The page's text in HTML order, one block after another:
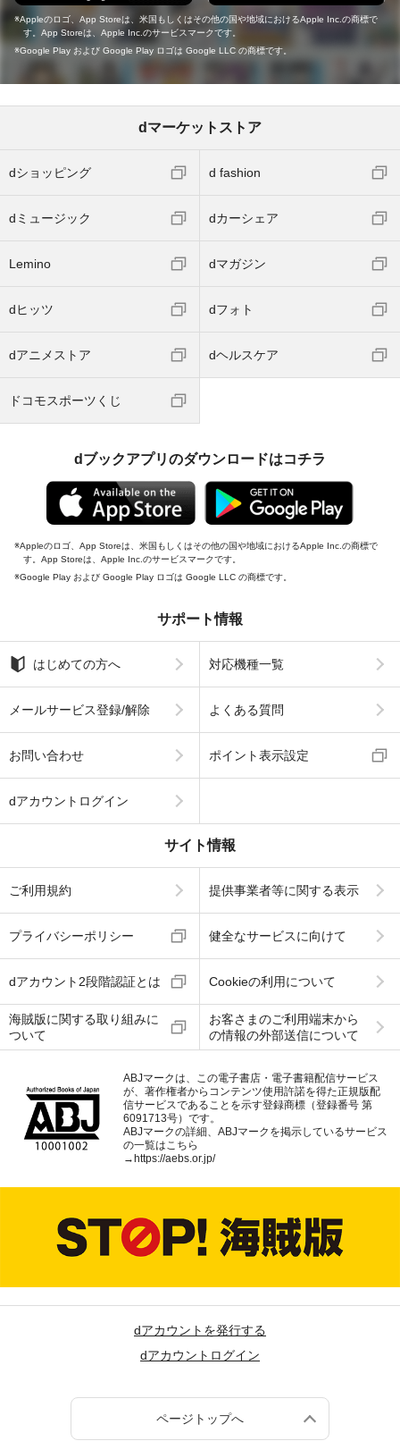
Appleのロゴ、App Storeは、米国もしくはその他の国や地域におけるApple Inc.の商標で
す。App Storeは、Apple Inc.のサービスマークです。
Google Play および Google Play ロゴは Google LLC の商標です。
dマーケットストア
dショッピング d fashion
dミュージック dカーシェア
Lemino dマガジン
dヒッツ dフォト
dアニメストア dヘルスケア
ドコモスポーツくじ
dブックアプリのダウンロードはコチラ
Appleのロゴ、App Storeは、米国もしくはその他の国や地域におけるApple Inc.の商標で
す。App Storeは、Apple Inc.のサービスマークです。
Google Play および Google Play ロゴは Google LLC の商標です。
サポート情報
はじめての方へ 対応機種一覧
メールサービス登録/解除 よくある質問
お問い合わせ ポイント表示設定
dアカウントログイン
サイト情報
ご利用規約 提供事業者等に関する表示
プライバシーポリシー 健全なサービスに向けて
dアカウント2段階認証とは Cookieの利用について
海賊版に関する取り組みに
ついて
お客さまのご利用端末から
の情報の外部送信について
ABJマークは、この電子書店・電子書籍配信サービス
が、著作権者からコンテンツ使用許諾を得た正規版配
信サービスであることを示す登録商標（登録番号 第
6091713号）です。
ABJマークの詳細、ABJマークを掲示しているサービス
の一覧はこちら
→ https://aebs.or.jp/
dアカウントを発行する
dアカウントログイン
ページトップへ